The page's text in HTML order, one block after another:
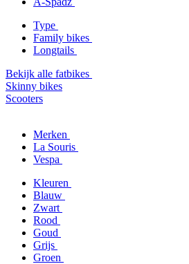
Type
Family bikes
Longtails
Bekijk alle fatbikes
Skinny bikes
Scooters
Merken
La Souris
Vespa
Kleuren
Blauw
Zwart
Rood
Goud
Grijs
Groen